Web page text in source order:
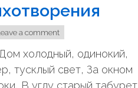
е
т
ы
г
о
a comment
холодный, одинокий,
тусклый свет, За окном
В углу старый табурет